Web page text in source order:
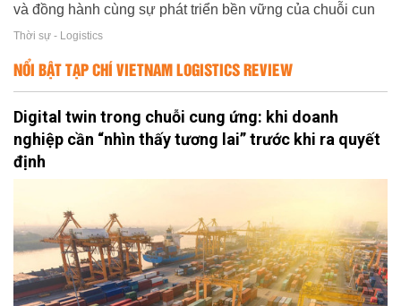
và đồng hành cùng sự phát triển bền vững của chuỗi cun
Thời sự - Logistics
NỔI BẬT TẠP CHÍ VIETNAM LOGISTICS REVIEW
Digital twin trong chuỗi cung ứng: khi doanh
nghiệp cần “nhìn thấy tương lai” trước khi ra quyết
định